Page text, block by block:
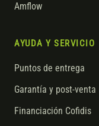
Amflow
AYUDA Y SERVICIO
Puntos de entrega
Garantía y post-venta
Financiación Cofidis